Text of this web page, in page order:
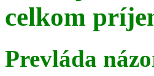
celkom
Prevláda